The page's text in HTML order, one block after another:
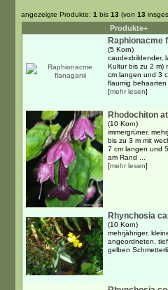
angezeigte Produkte: 1 bis 13 (von 13
Produkte+
Raphionacme
(5 Korn)
caudexbildender,
Kultur bis zu 2 m)
cm langen und 3
flaumig
[mehr lesen]
Rhodochiton
(10 Korn)
immergrüner,
bis zu 3 m mit
7 cm langen und
am Rand ...
[mehr lesen]
Rhynchosia
(10 Korn)
mehrjähriger,
angeordneten,
gelben